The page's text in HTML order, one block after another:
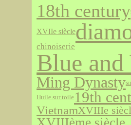
18th century
XVIIe siècle
chinoiserie
Blue
Ming Dynasty
Huile sur toile 19th
VietnamXVIIIe